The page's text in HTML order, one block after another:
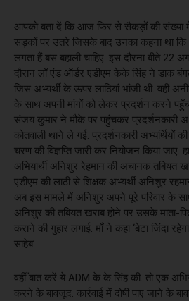
आपको बता दें कि आज फिर से सैकड़ों की संख्या
सड़कों पर उतरे जिसके बाद उनका कहना था कि
लगता हैं बस बहाली चाहिए. इस दौरना बीते 22
दौरान लॉ एंड ऑर्डर एडीएम केके सिंह ने डाक
जिस अभ्यर्थी के ऊपर लाठियां भांजी थी. वही
के साथ अपनी मांगों को लेकर प्रदर्शन करने
संजय कुमार ने मौके पर पहुंचकर प्रदर्शनकारी
कोतवाली थाने ले गई. प्रदर्शनकारी अभ्यर्थियों
चरण की विज्ञप्ति जारी कर नियोजन किया जाए.
अभियार्थी अनिशुर रेहमान की अचानक तबियत
एडीएम की लाठी से शिक्षक अभ्यर्थी अनिशुर
अब इस मामले में अनिशुर अपने पूरे परिवार के
अनिशुर की तबियत खराब होने पर उसके माता-
कराने की गुहार लगाई. माँ ने कहा ‘बेटा जिंदा
साहेब’ .
वहीँ बात करें ये ADM के के सिंह की. तो एक
करने के बावजूद. कार्रवाई में दोषी पाए जाने के